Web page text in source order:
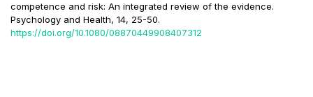
competence and risk: An integrated review of the evidence.
Psychology and Health, 14, 25-50.
https://doi.org/10.1080/08870449908407312